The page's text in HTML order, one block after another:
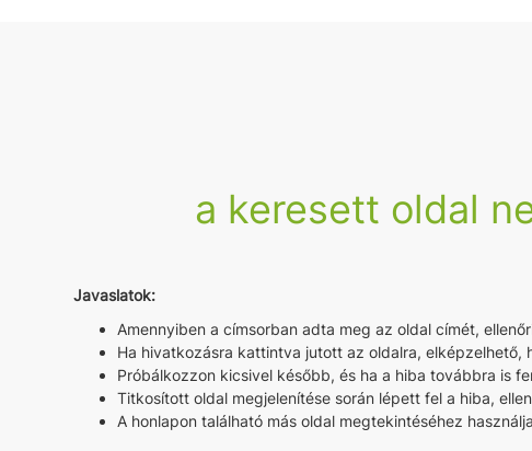
a keresett oldal
Javaslatok:
Amennyiben a címsorban adta meg az oldal címét,
Ha hivatkozásra kattintva jutott az oldalra,
Próbálkozzon kicsivel később, és ha a hiba továbbra is
Titkosított oldal megjelenítése során lépett fel a hiba,
A honlapon található más oldal megtekintéséhez